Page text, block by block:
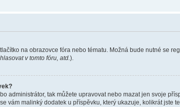
na obrazovce fóra nebo tématu. Možná bude nutné se
v tomto fóru, atd.).
administrátor, tak můžete upravovat nebo mazat jen svoje
vám malinký dodatek u příspěvku, který ukazuje, kolikrát